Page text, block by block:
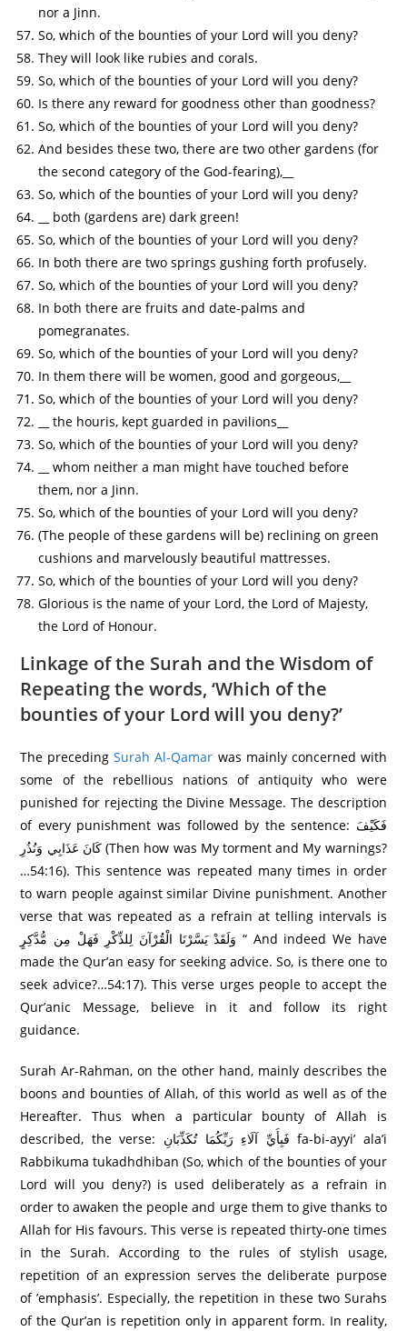
nor a Jinn.
So, which of the bounties of your Lord will you deny?
They will look like rubies and corals.
So, which of the bounties of your Lord will you deny?
Is there any reward for goodness other than goodness?
So, which of the bounties of your Lord will you deny?
And besides these two, there are two other gardens (for
the second category of the God-fearing),__
So, which of the bounties of your Lord will you deny?
__ both (gardens are) dark green!
So, which of the bounties of your Lord will you deny?
In both there are two springs gushing forth profusely.
So, which of the bounties of your Lord will you deny?
In both there are fruits and date-palms and
pomegranates.
So, which of the bounties of your Lord will you deny?
In them there will be women, good and gorgeous,__
So, which of the bounties of your Lord will you deny?
__ the houris, kept guarded in pavilions__
So, which of the bounties of your Lord will you deny?
__ whom neither a man might have touched before
them, nor a Jinn.
So, which of the bounties of your Lord will you deny?
(The people of these gardens will be) reclining on green
cushions and marvelously beautiful mattresses.
So, which of the bounties of your Lord will you deny?
Glorious is the name of your Lord, the Lord of Majesty,
the Lord of Honour.
Linkage of the Surah and the Wisdom of
Repeating the words, ‘Which of the
bounties of your Lord will you deny?’
The precedingSurah Al-Qamar was mainly concerned with
some of the rebellious nations of antiquity who were
punished for rejecting the Divine Message. The description
of every punishment was followed by the sentence: فَكَيْفَ
كَانَ عَذَابِي وَنُذُرِ‌ (Then how was My torment and My warnings?
…54:16). This sentence was repeated many times in order
to warn people against similar Divine punishment. Another
verse that was repeated as a refrain at telling intervals is
وَلَقَدْ يَسَّرْ‌نَا الْقُرْ‌آنَ لِلذِّكْرِ‌ فَهَلْ مِن مُّدَّكِرٍ‌ “ And indeed We have
made the Qur’an easy for seeking advice. So, is there one to
seek advice?…54:17). This verse urges people to accept the
Qur’anic Message, believe in it and follow its right
guidance.
Surah Ar-Rahman, on the other hand, mainly describes the
boons and bounties of Allah, of this world as well as of the
Hereafter. Thus when a particular bounty of Allah is
described, the verse: فَبِأَيِّ آلَاءِ رَ‌بِّكُمَا تُكَذِّبَانِ fa-bi-ayyi’ ala’i
Rabbikuma tukadhdhiban (So, which of the bounties of your
Lord will you deny?) is used deliberately as a refrain in
order to awaken the people and urge them to give thanks to
Allah for His favours. This verse is repeated thirty-one times
in the Surah. According to the rules of stylish usage,
repetition of an expression serves the deliberate purpose
of ’emphasis’. Especially, the repetition in these two Surahs
of the Qur’an is repetition only in apparent form. In reality,